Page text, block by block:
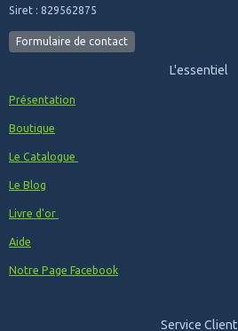
Siret : 829562875
Formulaire de contact
L'essentiel
Présentation
Boutique
Le Catalogue
Le Blog
Livre d'or
Aide
Notre Page Facebook
Service Client